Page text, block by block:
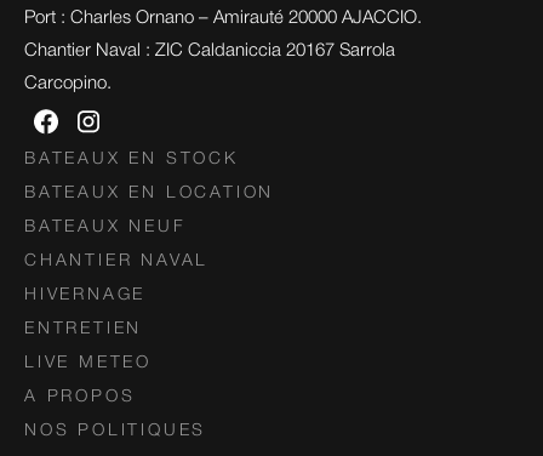
Port : Charles Ornano – Amirauté 20000 AJACCIO.
Chantier Naval : ZIC Caldaniccia 20167 Sarrola
Carcopino.
BATEAUX EN STOCK
BATEAUX EN LOCATION
BATEAUX NEUF
CHANTIER NAVAL
HIVERNAGE
ENTRETIEN
LIVE METEO
A PROPOS
NOS POLITIQUES